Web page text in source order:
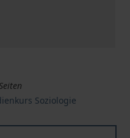
Soziologie